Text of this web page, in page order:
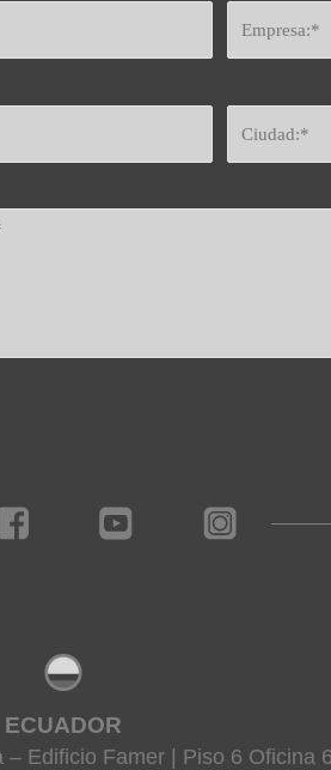
ECUADOR
Edificio Famer | Piso 6 Oficina